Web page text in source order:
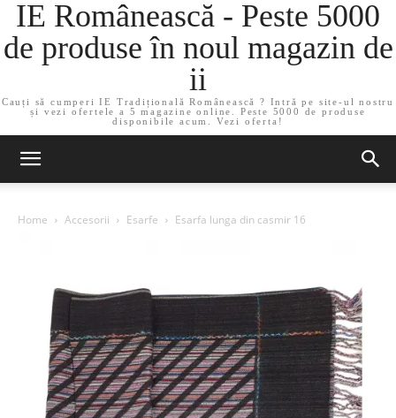
IE Românească - Peste 5000
de produse în noul magazin de
ii
Cauți să cumperi IE Tradițională Românească ? Intră pe site-ul nostru
și vezi ofertele a 5 magazine online. Peste 5000 de produse
disponibile acum. Vezi oferta!
Home Accesorii Esarfe Esarfa lunga din casmir 16